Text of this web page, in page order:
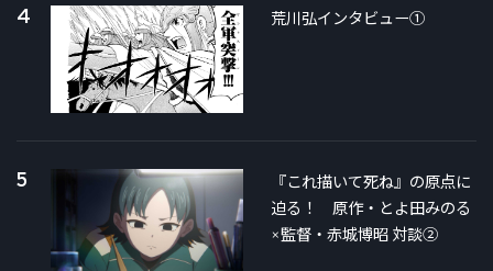
4 荒川弘インタビュー①
5
『これ描いて死ね』の原点に
迫る！ 原作・とよ田みのる
×監督・赤城博昭 対談②